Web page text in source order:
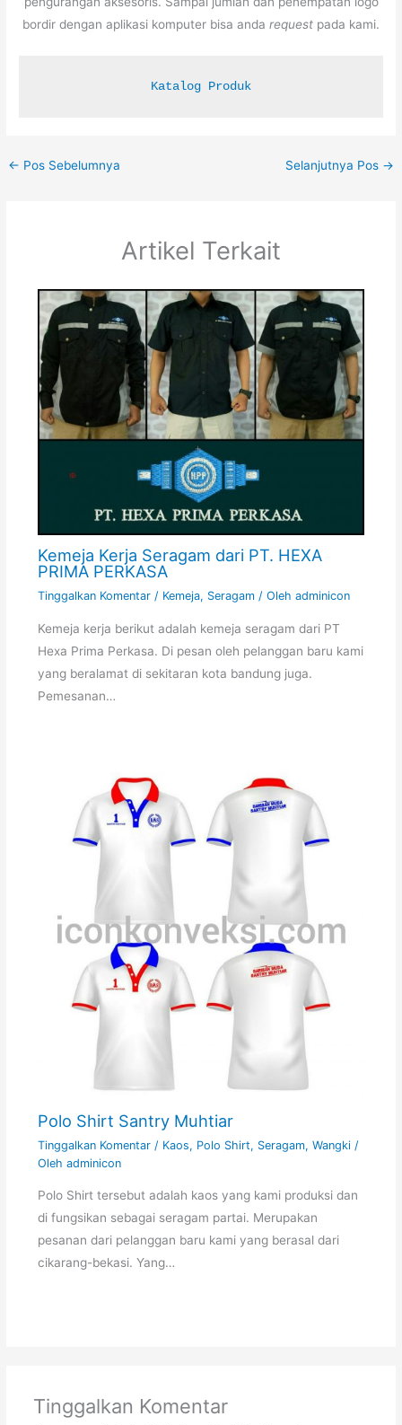
bordir dengan aplikasi komputer bisa anda request pada kami.
Katalog Produk
← Pos Sebelumnya Selanjutnya Pos →
Artikel Terkait
Kemeja Kerja Seragam dari PT. HEXA
PRIMA PERKASA
Tinggalkan Komentar / Kemeja, Seragam/ Oleh adminicon
Kemeja kerja berikut adalah kemeja seragam dari PT
Hexa Prima Perkasa. Di pesan oleh pelanggan baru kami
yang beralamat di sekitaran kota bandung juga.
Pemesanan…
Polo Shirt Santry Muhtiar
Tinggalkan Komentar / Kaos, Polo Shirt, Seragam, Wangki/
Oleh adminicon
Polo Shirt tersebut adalah kaos yang kami produksi dan
di fungsikan sebagai seragam partai. Merupakan
pesanan dari pelanggan baru kami yang berasal dari
cikarang-bekasi. Yang…
Tinggalkan Komentar